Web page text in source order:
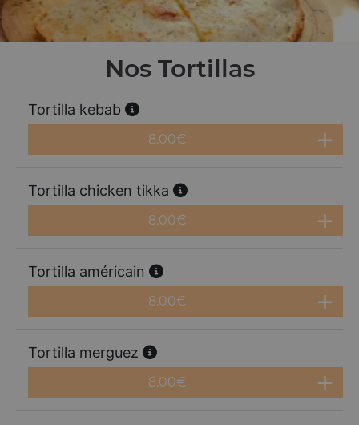
Nos Tortillas
Tortilla kebab
8.00€
Tortilla chicken tikka
8.00€
Tortilla américain
8.00€
Tortilla merguez
8.00€